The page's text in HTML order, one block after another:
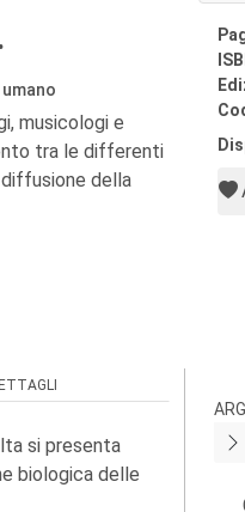
musicologi e
tra le differenti
della
si presenta
biologica delle